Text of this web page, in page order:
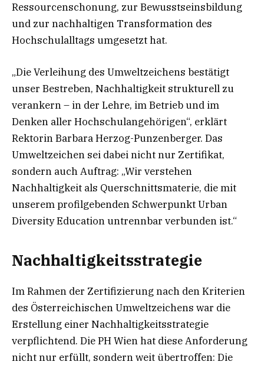
Ressourcenschonung, zur Bewusstseinsbildung
und zur nachhaltigen Transformation des
Hochschulalltags umgesetzt hat.
„Die Verleihung des Umweltzeichens bestätigt
unser Bestreben, Nachhaltigkeit strukturell zu
verankern – in der Lehre, im Betrieb und im
Denken aller Hochschulangehörigen“, erklärt
Rektorin Barbara Herzog-Punzenberger. Das
Umweltzeichen sei dabei nicht nur Zertifikat,
sondern auch Auftrag: „Wir verstehen
Nachhaltigkeit als Querschnittsmaterie, die mit
unserem profilgebenden Schwerpunkt Urban
Diversity Education untrennbar verbunden ist.“
Nachhaltigkeitsstrategie
Im Rahmen der Zertifizierung nach den Kriterien
des Österreichischen Umweltzeichens war die
Erstellung einer Nachhaltigkeitsstrategie
verpflichtend. Die PH Wien hat diese Anforderung
nicht nur erfüllt, sondern weit übertroffen: Die